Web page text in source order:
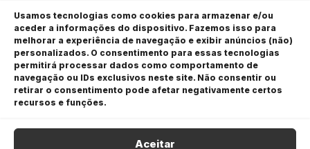
Usamos tecnologias como cookies para armazenar e/ou
aceder a informações do dispositivo. Fazemos isso para
melhorar a experiência de navegação e exibir anúncios (não)
personalizados. O consentimento para essas tecnologias
permitirá processar dados como comportamento de
navegação ou IDs exclusivos neste site. Não consentir ou
retirar o consentimento pode afetar negativamente certos
recursos e funções.
Aceitar
redacao@bmcnews.com.br
Comercial:
comercial@bmcnews.com.br
Anuncie na BM&C News
A BM&C News conecta marcas a milhões de investidores
através de TV, YouTube e plataformas digitais.